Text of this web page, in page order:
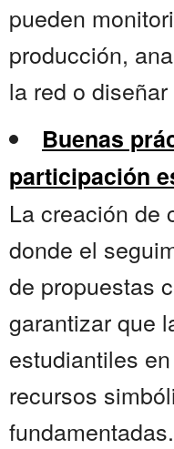
pueden
producción,
la red o
Buenas
participación
La creación de
donde el
de propuestas
garantizar que
estudiantiles
recursos